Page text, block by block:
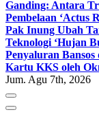
Ganding: Antara
Pembelaan ‘Actus
Pak Inung Ubah
Teknologi ‘Hujan
Penyaluran Bansos
Kartu KKS oleh
Jum. Agu 7th, 2026